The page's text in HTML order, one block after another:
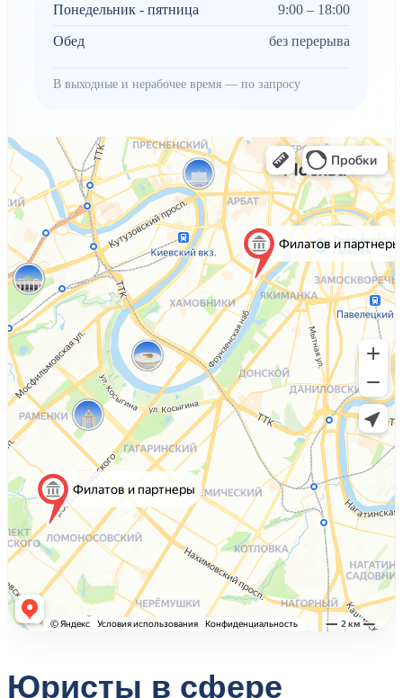
Понедельник - пятница 9:00 – 18:00
Обед без перерыва
В выходные и нерабочее время — по запросу
Юристы в сфере